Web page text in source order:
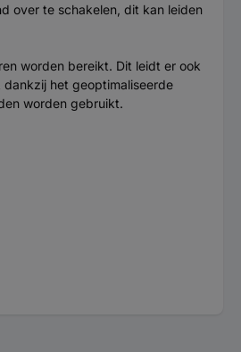
over te schakelen, dit kan leiden
worden bereikt. Dit leidt er ook
het geoptimaliseerde
worden gebruikt.